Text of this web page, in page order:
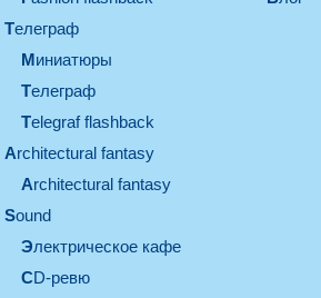
телеграф
миниатюры
телеграф
Telegraf flashback
architectural fantasy
architectural fantasy
sound
электрическое кафе
CD-ревю